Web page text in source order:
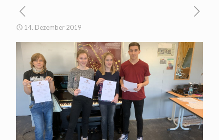
14. Dezember 2019